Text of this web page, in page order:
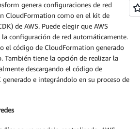
genera configuraciones de red
CloudFormation como en el kit de
de AWS. Puede elegir que AWS
configuración de red automáticamente.
el código de CloudFormation generado
También tiene la opción de realizar la
descargando el código de
e integrándolo en su proceso de